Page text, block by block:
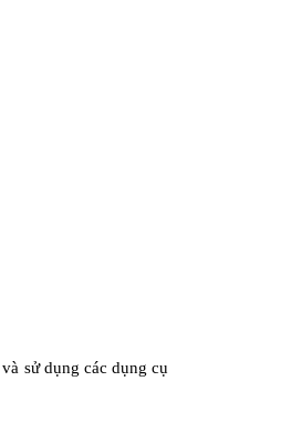
sử dụng các dụng cụ